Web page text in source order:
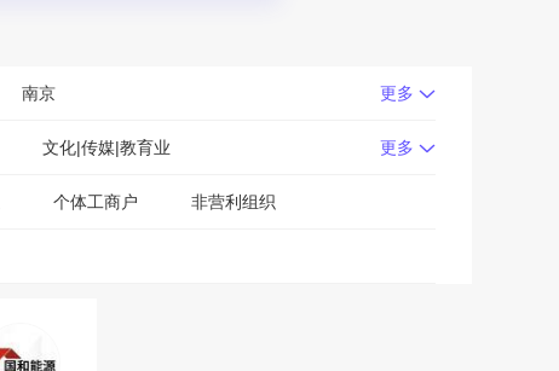
南京 更多
文化|传媒|教育业 更多
个体工商户 非营利组织